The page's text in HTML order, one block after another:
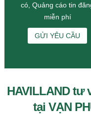
có, Quảng cáo tin
miễn phí
GỬI YÊU CẦU
HAVILLAND tư
tại VẠN